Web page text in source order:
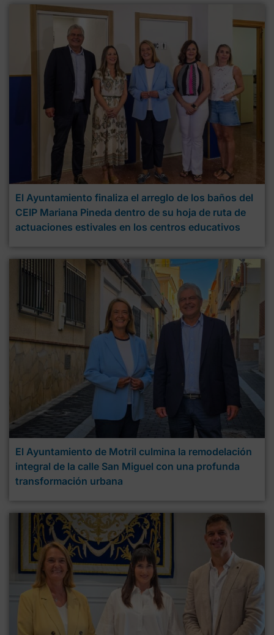
El Ayuntamiento finaliza el arreglo de los baños del
CEIP Mariana Pineda dentro de su hoja de ruta de
actuaciones estivales en los centros educativos
El Ayuntamiento de Motril culmina la remodelación
integral de la calle San Miguel con una profunda
transformación urbana